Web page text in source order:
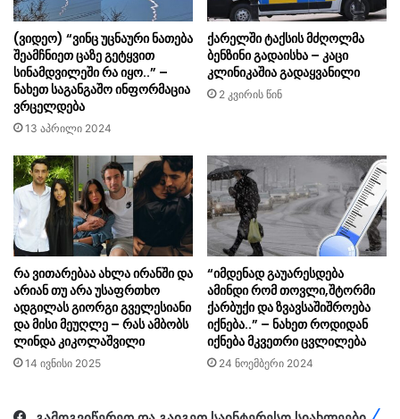
(ვიდეო) “ვინც უცნაური ნათება
შეამჩნიეთ ცაზე გეტყვით
სინამდვილეში რა იყო..” –
ნახეთ საგანგაშო ინფორმაცია
ვრცელდება
13 აპრილი 2024
ქარელში ტაქსის მძღოლმა
ბენზინი გადაისხა – კაცი
კლინიკაშია გადაყვანილი
2 კვირის წინ
რა ვითარებაა ახლა ირანში და
არიან თუ არა უსაფრთხო
ადგილას გიორგი გველესიანი
და მისი მეუღლე – რას ამბობს
ლინდა კიკოლაშვილი
14 ივნისი 2025
“იმდენად გაუარესდება
ამინდი რომ თოვლი,შტორმი
ქარბუქი და ზვავსაშიშროება
იქნება..” – ნახეთ როდიდან
იქნება მკვეთრი ცვლილება
24 ნოემბერი 2024